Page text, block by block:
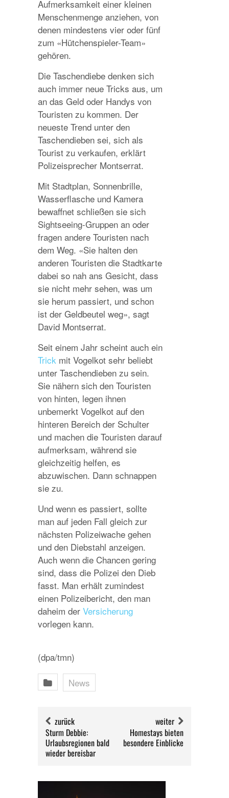
Aufmerksamkeit einer kleinen
Menschenmenge anziehen, von
denen mindestens vier oder fünf
zum «Hütchenspieler-Team»
gehören.
Die Taschendiebe denken sich
auch immer neue Tricks aus, um
an das Geld oder Handys von
Touristen zu kommen. Der
neueste Trend unter den
Taschendieben sei, sich als
Tourist zu verkaufen, erklärt
Polizeisprecher Montserrat.
Mit Stadtplan, Sonnenbrille,
Wasserflasche und Kamera
bewaffnet schließen sie sich
Sightseeing-Gruppen an oder
fragen andere Touristen nach
dem Weg. «Sie halten den
anderen Touristen die Stadtkarte
dabei so nah ans Gesicht, dass
sie nicht mehr sehen, was um
sie herum passiert, und schon
ist der Geldbeutel weg», sagt
David Montserrat.
Seit einem Jahr scheint auch ein
Trick mit Vogelkot sehr beliebt
unter Taschendieben zu sein.
Sie nähern sich den Touristen
von hinten, legen ihnen
unbemerkt Vogelkot auf den
hinteren Bereich der Schulter
und machen die Touristen darauf
aufmerksam, während sie
gleichzeitig helfen, es
abzuwischen. Dann schnappen
sie zu.
Und wenn es passiert, sollte
man auf jeden Fall gleich zur
nächsten Polizeiwache gehen
und den Diebstahl anzeigen.
Auch wenn die Chancen gering
sind, dass die Polizei den Dieb
fasst. Man erhält zumindest
einen Polizeibericht, den man
daheim der Versicherung
vorlegen kann.
(dpa/tmn)
News
zurück
Sturm Debbie:
Urlaubsregionen bald
wieder bereisbar
weiter
Homestays bieten
besondere Einblicke